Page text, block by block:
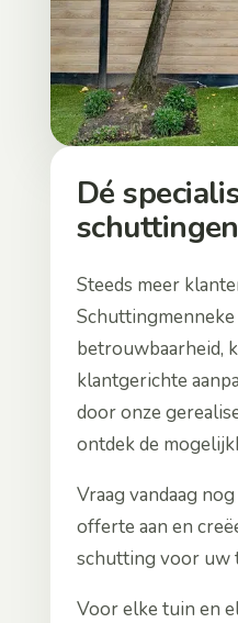
Dé
Steeds meer
betrouwbaarheid,
klantgerichte
door onze
ontdek de
Vraag vandaag
offerte aan en
schutting voor uw
Voor elke tuin en